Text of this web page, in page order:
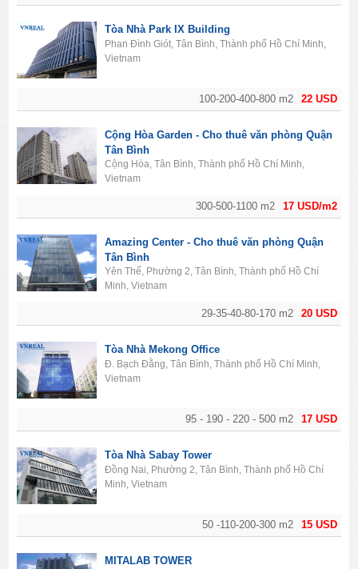
22 USD
100-200-400-800 m2
Tòa Nhà Park IX Building
Phan Đình Giót, Tân Bình, Thành phố Hồ Chí Minh,
Vietnam
17 USD/m2
300-500-1100 m2
Cộng Hòa Garden - Cho thuê văn phòng Quận
Tân Bình
Cộng Hòa, Tân Bình, Thành phố Hồ Chí Minh,
Vietnam
20 USD
29-35-40-80-170 m2
Amazing Center - Cho thuê văn phòng Quận
Tân Bình
Yên Thế, Phường 2, Tân Bình, Thành phố Hồ Chí
Minh, Vietnam
17 USD
95 - 190 - 220 - 500 m2
Tòa Nhà Mekong Office
Đ. Bạch Đằng, Tân Bình, Thành phố Hồ Chí Minh,
Vietnam
15 USD
50 -110-200-300 m2
Tòa Nhà Sabay Tower
Đồng Nai, Phường 2, Tân Bình, Thành phố Hồ Chí
Minh, Vietnam
MITALAB TOWER